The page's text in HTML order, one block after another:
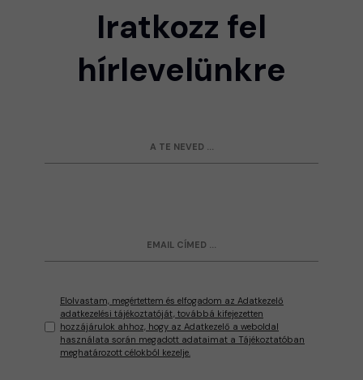
Iratkozz fel
hírlevelünkre
Elolvastam, megértettem és elfogadom az Adatkezelő
adatkezelési tájékoztatóját, továbbá kifejezetten
hozzájárulok ahhoz, hogy az Adatkezelő a weboldal
használata során megadott adataimat a Tájékoztatóban
meghatározott célokból kezelje.